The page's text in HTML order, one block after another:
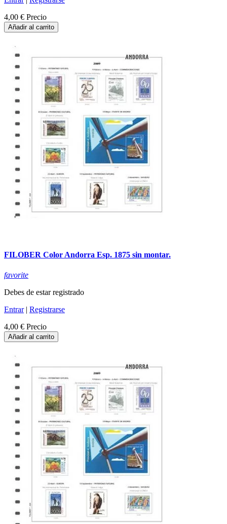
4,00 € Precio
Añadir al carrito
FILOBER Color Andorra Esp. 1875 sin montar.
favorite
Debes de estar registrado
Entrar| Registrarse
4,00 € Precio
Añadir al carrito